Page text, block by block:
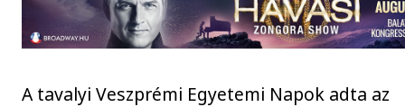
A tavalyi Veszprémi Egyetemi Napok adta az